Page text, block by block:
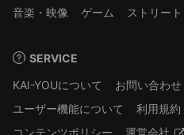
音楽・映像
ゲーム ストリート
SERVICE
KAI-YOUについて
お問い合わせ
ユーザー機能について
利用規約
コンテンツポリシー
運営会社